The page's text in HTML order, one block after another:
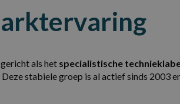
als het specialistische
. Deze stabiele groep is al actief sinds 2003